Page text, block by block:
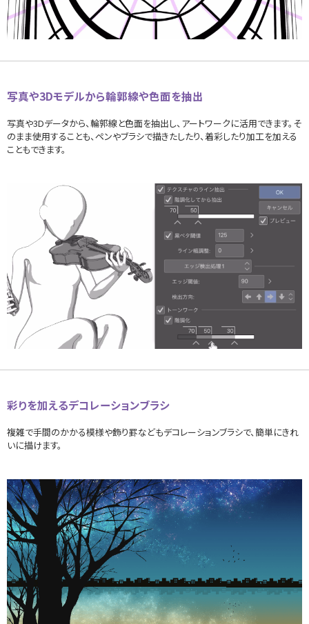
写真や3Dモデルから輪郭線や色面を抽出
写真や3Dデータから、輪郭線と色面を抽出し、アートワークに活用できます。そ
のまま使用することも、ペンやブラシで描きたしたり、着彩したり加工を加える
こともできます。
彩りを加えるデコレーションブラシ
複雑で手間のかかる模様や飾り罫などもデコレーションブラシで、簡単にきれ
いに描けます。